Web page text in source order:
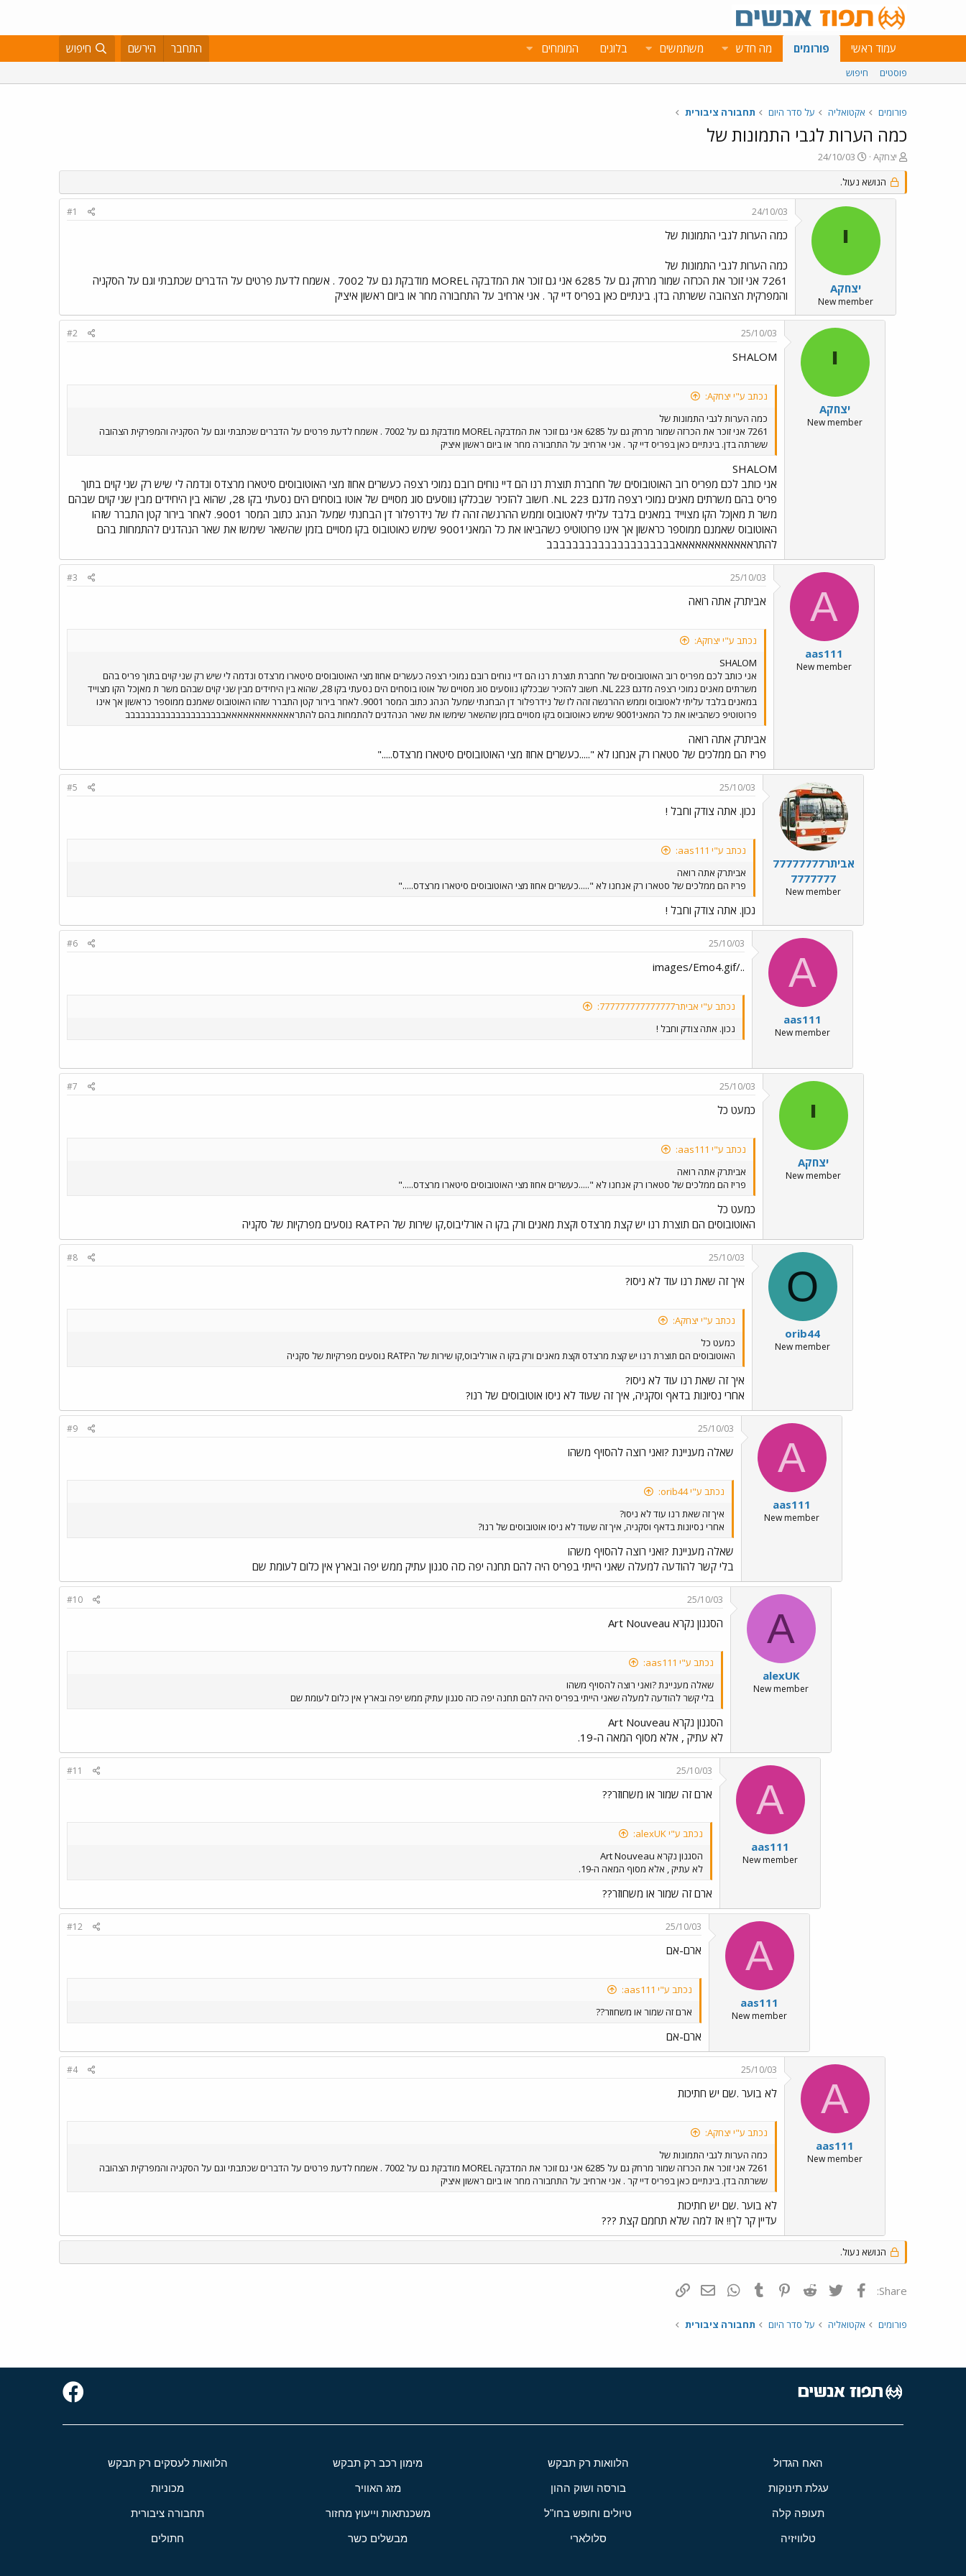
עמוד ראשי פורומים מה חדש משתמשים בלוגים המומחים התחבר הירשם חיפוש
פוסטים חיפוש
פורומים אקטואליה על סדר היום תחבורה ציבורית
כמה הערות לגבי התמונות של
פ
ו
ת
ח
יצחקA
פ
ו
ר
ס
ם
י
ך
24/10/03
הנושא נעול.
י
יצחקA
New member
24/10/03
#1
כמה הערות לגבי התמונות של
כמה הערות לגבי התמונות של
7261 אני זוכר את הכרזה שמור מרחק גם על 6285 אני גם זוכר את המדבקה MOREL מודבקת גם על 7002 . אשמח לדעת פרטים על הדברים שכתבתי וגם על הסקניה
והמפרקית הצהובה ששרתה בדן. בינתיים כאן בפריס דיי קר . אני ארחיב על התחבורה מחר או ביום ראשון איציק
י
יצחקA
New member
25/10/03
#2
SHALOM
נכתב ע"י יצחקA:
כמה הערות לגבי התמונות של
7261 אני זוכר את הכרזה שמור מרחק גם על 6285 אני גם זוכר את המדבקה MOREL מודבקת גם על 7002 . אשמח לדעת פרטים על הדברים שכתבתי וגם על הסקניה והמפרקית הצהובה
ששרתה בדן. בינתיים כאן בפריס דיי קר . אני ארחיב על התחבורה מחר או ביום ראשון איציק
SHALOM
אני כותב לכם מפריס רוב האוטובוסים של חחברת תוצרת רנו הם דיי נוחים רובם נמוכי רצפה כעשרים אחוז מצי האוטובוסים סיטארו מרצדס ונדמה לי שיש רק שני קוים בתוך
פריס בהם משרתים מאנים נמוכי רצפה מדגם NL 223. חשוב להזכיר שבכלקו נווסעים סוג מסויים של אוטו בוסחים הים נסעתי בקו 28, שהוא בין היחידים מבין שני קוים שבהם
משר ת מאןכל הקו מצוייד במאנים בלבד עליתי לאטובוס וממש ההרגשה זהה לז של נידרפלור דן הבחנתי שמעל הנהג כתוב המסר 9001. לאחר בירור קטן התברר שזהו
האוטובוס שאמנם ממוספר כראשון אך אינו פרוטוטיפ כשהביאו את כל המאני9001 שימש כאוטובוס בקו מסויים בזמן שהשאר שימשו את שאר הנהדגים להתמחות בהם
להתראאאאאאאאאאאאבבבבבבבבבבבבבבבבבבבב
A
aas111
New member
25/10/03
#3
אביתרק אתה רואה
נכתב ע"י יצחקA:
SHALOM
אני כותב לכם מפריס רוב האוטובוסים של חחברת תוצרת רנו הם דיי נוחים רובם נמוכי רצפה כעשרים אחוז מצי האוטובוסים סיטארו מרצדס ונדמה לי שיש רק שני קוים בתוך פריס בהם
משרתים מאנים נמוכי רצפה מדגם NL 223. חשוב להזכיר שבכלקו נווסעים סוג מסויים של אוטו בוסחים הים נסעתי בקו 28, שהוא בין היחידים מבין שני קוים שבהם משר ת מאןכל הקו מצוייד
במאנים בלבד עליתי לאטובוס וממש ההרגשה זהה לז של נידרפלור דן הבחנתי שמעל הנהג כתוב המסר 9001. לאחר בירור קטן התברר שזהו האוטובוס שאמנם ממוספר כראשון אך אינו
פרוטוטיפ כשהביאו את כל המאני9001 שימש כאוטובוס בקו מסויים בזמן שהשאר שימשו את שאר הנהדגים להתמחות בהם להתראאאאאאאאאאאאבבבבבבבבבבבבבבבבבבבב
אביתרק אתה רואה
פריז הם ממלכים של סטארו רק אנחנו לא ".....כעשרים אחוז מצי האוטובוסים סיטארו מרצדס....."
אביתר77777777
7777777
New member
25/10/03
#5
נכון. אתה צודק וחבל !
נכתב ע"י aas111:
אביתרק אתה רואה
פריז הם ממלכים של סטארו רק אנחנו לא ".....כעשרים אחוז מצי האוטובוסים סיטארו מרצדס....."
נכון. אתה צודק וחבל !
A
aas111
New member
25/10/03
#6
../images/Emo4.gif
נכתב ע"י אביתר777777777777777:
נכון. אתה צודק וחבל !
י
יצחקA
New member
25/10/03
#7
כמעט כל
נכתב ע"י aas111:
אביתרק אתה רואה
פריז הם ממלכים של סטארו רק אנחנו לא ".....כעשרים אחוז מצי האוטובוסים סיטארו מרצדס....."
כמעט כל
האוטובוסים הם תוצרת רנו יש קצת מרצדס וקצת מאנים ורק בקו ה אורליבוס,קו שירות של הRATP נוסעים מפרקיות של סקניה
O
orib44
New member
25/10/03
#8
איך זה שאת רנו עוד לא ניסו?
נכתב ע"י יצחקA:
כמעט כל
האוטובוסים הם תוצרת רנו יש קצת מרצדס וקצת מאנים ורק בקו ה אורליבוס,קו שירות של הRATP נוסעים מפרקיות של סקניה
איך זה שאת רנו עוד לא ניסו?
אחרי נסיונות בדאף וסקניה, איך זה שעוד לא ניסו אוטובוסים של רנו?
A
aas111
New member
25/10/03
#9
שאלה מעניינת ?ואני רוצה להסויף משהו
נכתב ע"י orib44:
איך זה שאת רנו עוד לא ניסו?
אחרי נסיונות בדאף וסקניה, איך זה שעוד לא ניסו אוטובוסים של רנו?
שאלה מעניינת ?ואני רוצה להסויף משהו
בלי קשר להודעה למעלה שאני הייתי בפריס היה להם תחנה יפה כזה סגנון עתיק ממש יפה ובארץ אין כלום לעומת שם
A
alexUK
New member
25/10/03
#10
הסגנון נקרא Art Nouveau
נכתב ע"י aas111:
שאלה מעניינת ?ואני רוצה להסויף משהו
בלי קשר להודעה למעלה שאני הייתי בפריס היה להם תחנה יפה כזה סגנון עתיק ממש יפה ובארץ אין כלום לעומת שם
הסגנון נקרא Art Nouveau
לא עתיק , אלא מסוף המאה ה-19.
A
aas111
New member
25/10/03
#11
ארם זה שמור או משחוזר??
נכתב ע"י alexUK:
הסגנון נקרא Art Nouveau
לא עתיק , אלא מסוף המאה ה-19.
ארם זה שמור או משחוזר??
A
aas111
New member
25/10/03
#12
ארם-אם
נכתב ע"י aas111:
ארם זה שמור או משחוזר??
ארם-אם
A
aas111
New member
25/10/03
#4
לא בוער .שם יש חתיכות
נכתב ע"י יצחקA:
כמה הערות לגבי התמונות של
7261 אני זוכר את הכרזה שמור מרחק גם על 6285 אני גם זוכר את המדבקה MOREL מודבקת גם על 7002 . אשמח לדעת פרטים על הדברים שכתבתי וגם על הסקניה והמפרקית הצהובה
ששרתה בדן. בינתיים כאן בפריס דיי קר . אני ארחיב על התחבורה מחר או ביום ראשון איציק
לא בוער .שם יש חתיכות
עדיין קר לך!! אז למה שלא תחמם קצת ???
הנושא נעול.
Share: פייסבוק Twitter
Reddit
Pinterest
Tumblr
WhatsAppדואר אלקטרוני
פורומים אקטואליה על סדר היום תחבורה ציבורית
האח הגדול הלוואות רק תבקש מימון רכב רק תבקש הלוואות לעסקים רק תבקש
עגלת תינוקות בורסה ושוק ההון מזג האוויר מכוניות
תעופה קלה טיולים וחופש בחו"ל משכנתאות וייעוץ מחזור תחבורה ציבורית
טלוויזיה סלולארי מבשלים כשר חתולים